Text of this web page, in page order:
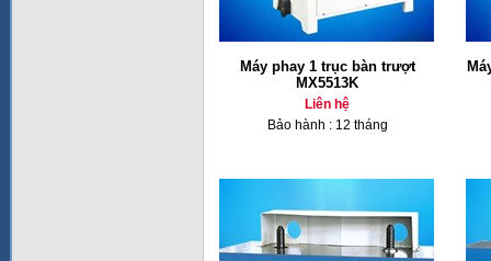
Máy phay 1 trục bàn trượt
MX5513K
Liên hệ
Bảo hành : 12 tháng